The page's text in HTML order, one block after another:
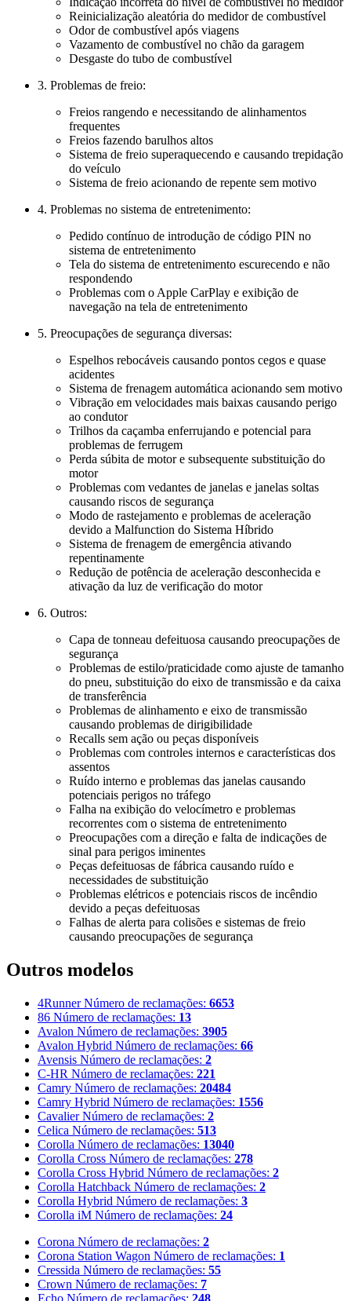
Reinicialização aleatória do medidor de combustível
Odor de combustível após viagens
Vazamento de combustível no chão da garagem
Desgaste do tubo de combustível
3. Problemas de freio:
Freios rangendo e necessitando de alinhamentos
frequentes
Freios fazendo barulhos altos
Sistema de freio superaquecendo e causando trepidação
do veículo
Sistema de freio acionando de repente sem motivo
4. Problemas no sistema de entretenimento:
Pedido contínuo de introdução de código PIN no
sistema de entretenimento
Tela do sistema de entretenimento escurecendo e não
respondendo
Problemas com o Apple CarPlay e exibição de
navegação na tela de entretenimento
5. Preocupações de segurança diversas:
Espelhos rebocáveis causando pontos cegos e quase
acidentes
Sistema de frenagem automática acionando sem motivo
Vibração em velocidades mais baixas causando perigo
ao condutor
Trilhos da caçamba enferrujando e potencial para
problemas de ferrugem
Perda súbita de motor e subsequente substituição do
motor
Problemas com vedantes de janelas e janelas soltas
causando riscos de segurança
Modo de rastejamento e problemas de aceleração
devido a Malfunction do Sistema Híbrido
Sistema de frenagem de emergência ativando
repentinamente
Redução de potência de aceleração desconhecida e
ativação da luz de verificação do motor
6. Outros:
Capa de tonneau defeituosa causando preocupações de
segurança
Problemas de estilo/praticidade como ajuste de tamanho
do pneu, substituição do eixo de transmissão e da caixa
de transferência
Problemas de alinhamento e eixo de transmissão
causando problemas de dirigibilidade
Recalls sem ação ou peças disponíveis
Problemas com controles internos e características dos
assentos
Ruído interno e problemas das janelas causando
potenciais perigos no tráfego
Falha na exibição do velocímetro e problemas
recorrentes com o sistema de entretenimento
Preocupações com a direção e falta de indicações de
sinal para perigos iminentes
Peças defeituosas de fábrica causando ruído e
necessidades de substituição
Problemas elétricos e potenciais riscos de incêndio
devido a peças defeituosas
Falhas de alerta para colisões e sistemas de freio
causando preocupações de segurança
Outros modelos
4Runner Número de reclamações: 6653
86 Número de reclamações: 13
Avalon Número de reclamações: 3905
Avalon Hybrid Número de reclamações: 66
Avensis Número de reclamações: 2
C-HR Número de reclamações: 221
Camry Número de reclamações: 20484
Camry Hybrid Número de reclamações: 1556
Cavalier Número de reclamações: 2
Celica Número de reclamações: 513
Corolla Número de reclamações: 13040
Corolla Cross Número de reclamações: 278
Corolla Cross Hybrid Número de reclamações: 2
Corolla Hatchback Número de reclamações: 2
Corolla Hybrid Número de reclamações: 3
Corolla iM Número de reclamações: 24
Corona Número de reclamações: 2
Corona Station Wagon Número de reclamações: 1
Cressida Número de reclamações: 55
Crown Número de reclamações: 7
Echo Número de reclamações: 248